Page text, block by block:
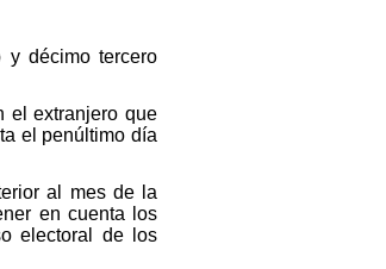
décimo tercero
el extranjero que
el penúltimo día
al mes de la
en cuenta los
electoral de los